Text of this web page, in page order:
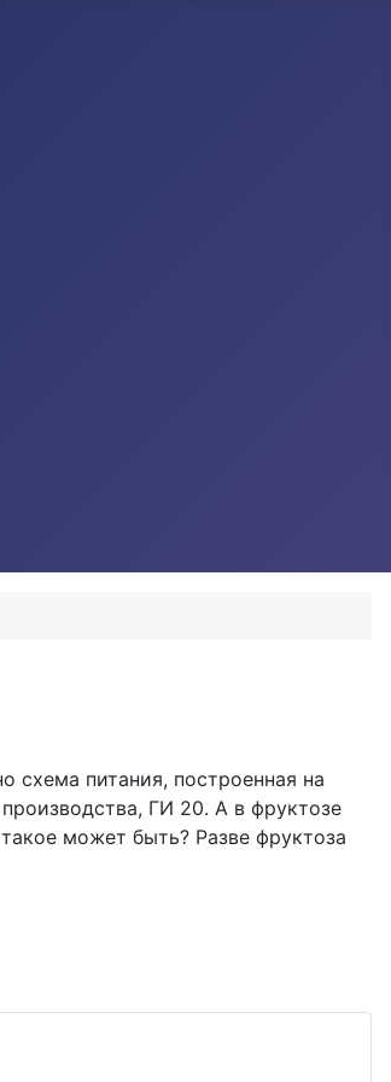
схема питания, построенная на
ГИ 20. А в фруктозе
может быть? Разве фруктоза